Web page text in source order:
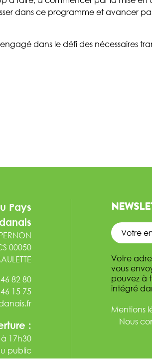
dans ce programme et avancer
dans le défi des nécessaires
Pays
00050
82 80
15 75
:
17h30
public
Votre
vous
pouvez à
intégré
Mentions
Nous